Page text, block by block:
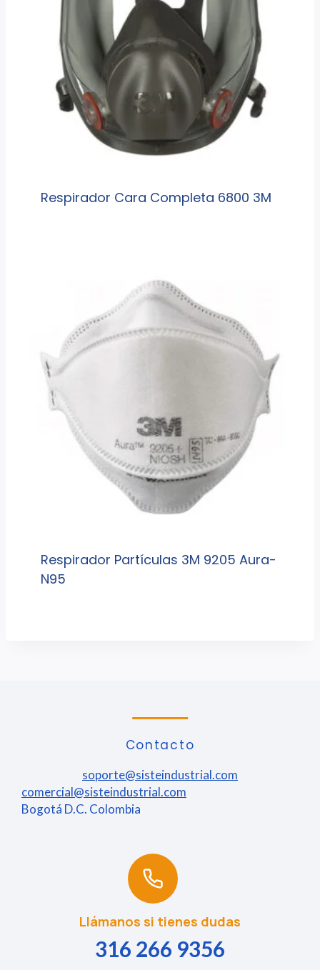
Respirador Cara Completa 6800 3M
Respirador Partículas 3M 9205 Aura-
N95
Contacto
soporte@sisteindustrial.com
comercial@sisteindustrial.com
Bogotá D.C. Colombia
Llámanos si tienes dudas
316 266 9356